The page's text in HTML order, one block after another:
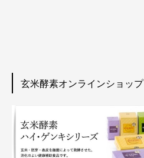
玄米酵素オンラインショップ